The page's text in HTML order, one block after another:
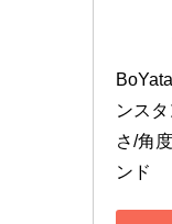
ンス
さ/角
ンド